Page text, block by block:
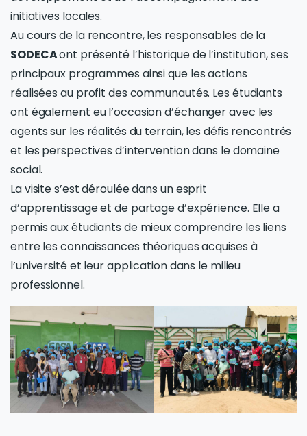
initiatives locales.
Au cours de la rencontre, les responsables de la
SODECAont présenté l’historique de l’institution, ses
principaux programmes ainsi que les actions
réalisées au profit des communautés. Les étudiants
ont également eu l’occasion d’échanger avec les
agents sur les réalités du terrain, les défis rencontrés
et les perspectives d’intervention dans le domaine
social.
La visite s’est déroulée dans un esprit
d’apprentissage et de partage d’expérience. Elle a
permis aux étudiants de mieux comprendre les liens
entre les connaissances théoriques acquises à
l’université et leur application dans le milieu
professionnel.